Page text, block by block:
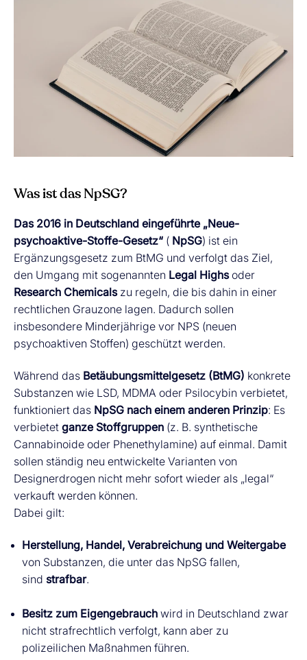
Was ist das NpSG?
Das 2016 in Deutschland eingeführte „Neue-
psychoaktive-Stoffe-Gesetz“ ( NpSG) ist ein
Ergänzungsgesetz zum BtMG und verfolgt das Ziel,
den Umgang mit sogenannten Legal Highsoder
Research Chemicalszu regeln, die bis dahin in einer
rechtlichen Grauzone lagen. Dadurch sollen
insbesondere Minderjährige vor NPS (neuen
psychoaktiven Stoffen) geschützt werden.
Während das Betäubungsmittelgesetz (BtMG) konkrete
Substanzen wie LSD, MDMA oder Psilocybin verbietet,
funktioniert das NpSG nach einem anderen Prinzip: Es
verbietet ganze Stoffgruppen (z. B. synthetische
Cannabinoide oder Phenethylamine) auf einmal. Damit
sollen ständig neu entwickelte Varianten von
Designerdrogen nicht mehr sofort wieder als „legal“
verkauft werden können.
Dabei gilt:
Herstellung, Handel, Verabreichung und Weitergabe
von Substanzen, die unter das NpSG fallen,
sind strafbar.
Besitz zum Eigengebrauch wird in Deutschland zwar
nicht strafrechtlich verfolgt, kann aber zu
polizeilichen Maßnahmen führen.